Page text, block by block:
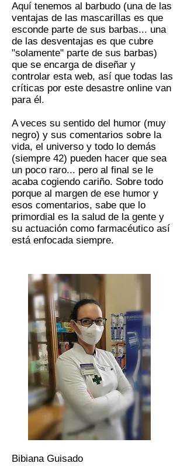
Aquí tenemos al barbudo (una de las
ventajas de las mascarillas es que
esconde parte de sus barbas... una
de las desventajas es que cubre
"solamente" parte de sus barbas)
que se encarga de diseñar y
controlar esta web, así que todas las
críticas por este desastre online van
para él.
A veces su sentido del humor (muy
negro) y sus comentarios sobre la
vida, el universo y todo lo demás
(siempre 42) pueden hacer que sea
un poco raro... pero al final se le
acaba cogiendo cariño. Sobre todo
porque al margen de ese humor y
esos comentarios, sabe que lo
primordial es la salud de la gente y
su actuación como farmacéutico así
está enfocada siempre.
Bibiana Guisado